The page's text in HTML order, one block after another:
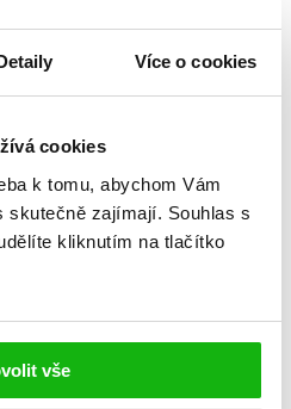
Více o cookies
cookies
k tomu, abychom Vám
skutečně zajímají. Souhlas s
kliknutím na tlačítko
vše
#georgebernardshaw